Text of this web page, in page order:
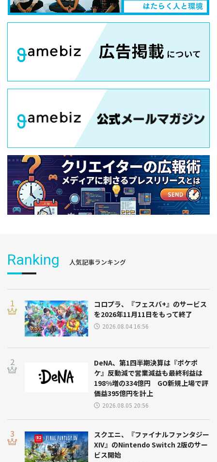
Ranking 人気記事ランキング
コロプラ、『フェスバ+』のサービス
を2026年11月11日をもって終了
2026.08.04 16:56
DeNA、第1四半期決算は『ポケポ
ケ』反動減で営業減益も最終利益は
198%増の334億円 GO新規上場で評
価益395億円を計上
2026.08.05 20:56
スクエニ、『ファイナルファンタジー
XIV』のNintendo Switch 2版のサー
ビス開始